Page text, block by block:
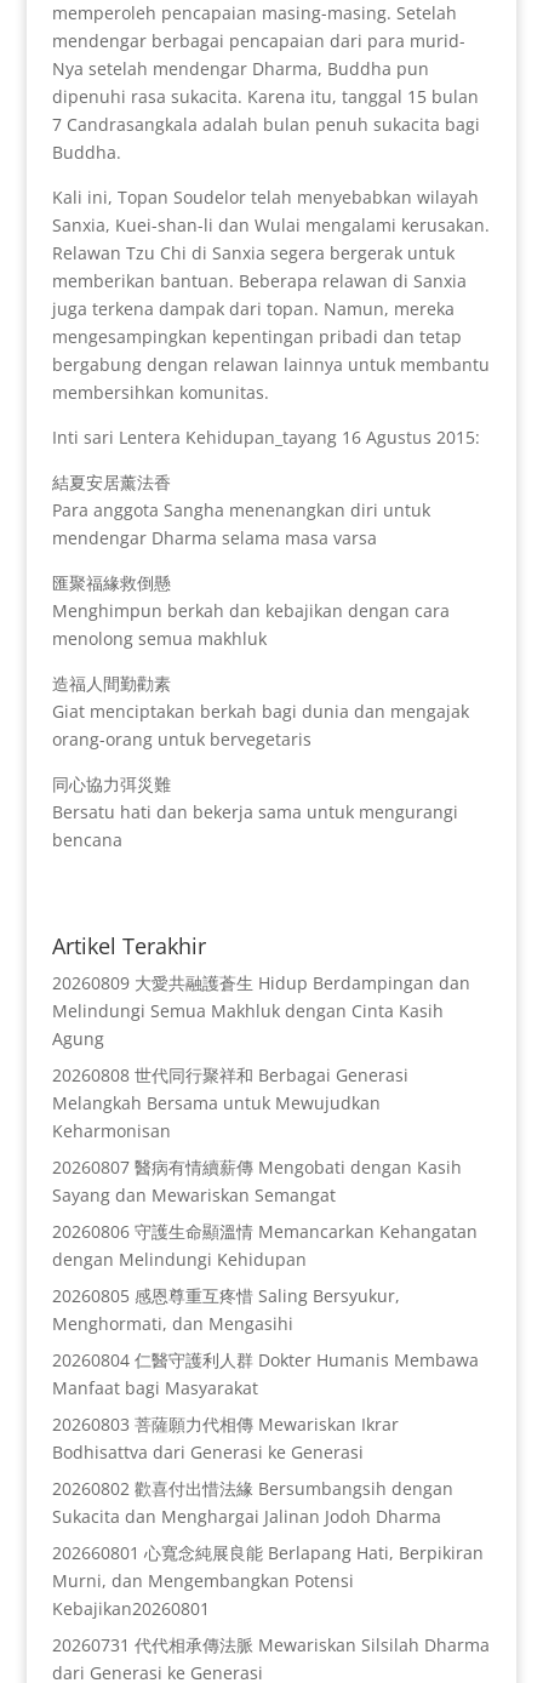
memperoleh pencapaian masing-masing. Setelah
mendengar berbagai pencapaian dari para murid-
Nya setelah mendengar Dharma, Buddha pun
dipenuhi rasa sukacita. Karena itu, tanggal 15 bulan
7 Candrasangkala adalah bulan penuh sukacita bagi
Buddha.
Kali ini, Topan Soudelor telah menyebabkan wilayah
Sanxia, Kuei-shan-li dan Wulai mengalami kerusakan.
Relawan Tzu Chi di Sanxia segera bergerak untuk
memberikan bantuan. Beberapa relawan di Sanxia
juga terkena dampak dari topan. Namun, mereka
mengesampingkan kepentingan pribadi dan tetap
bergabung dengan relawan lainnya untuk membantu
membersihkan komunitas.
Inti sari Lentera Kehidupan_tayang 16 Agustus 2015:
結夏安居薰法香
Para anggota Sangha menenangkan diri untuk
mendengar Dharma selama masa varsa
匯聚福緣救倒懸
Menghimpun berkah dan kebajikan dengan cara
menolong semua makhluk
造福人間勤勸素
Giat menciptakan berkah bagi dunia dan mengajak
orang-orang untuk bervegetaris
同心協力弭災難
Bersatu hati dan bekerja sama untuk mengurangi
bencana
Artikel Terakhir
20260809 大愛共融護蒼生 Hidup Berdampingan dan
Melindungi Semua Makhluk dengan Cinta Kasih
Agung
20260808 世代同行聚祥和 Berbagai Generasi
Melangkah Bersama untuk Mewujudkan
Keharmonisan
20260807 醫病有情續薪傳 Mengobati dengan Kasih
Sayang dan Mewariskan Semangat
20260806 守護生命顯溫情 Memancarkan Kehangatan
dengan Melindungi Kehidupan
20260805 感恩尊重互疼惜 Saling Bersyukur,
Menghormati, dan Mengasihi
20260804 仁醫守護利人群 Dokter Humanis Membawa
Manfaat bagi Masyarakat
20260803 菩薩願力代相傳 Mewariskan Ikrar
Bodhisattva dari Generasi ke Generasi
20260802 歡喜付出惜法緣 Bersumbangsih dengan
Sukacita dan Menghargai Jalinan Jodoh Dharma
202660801 心寬念純展良能 Berlapang Hati, Berpikiran
Murni, dan Mengembangkan Potensi
Kebajikan20260801
20260731 代代相承傳法脈 Mewariskan Silsilah Dharma
dari Generasi ke Generasi